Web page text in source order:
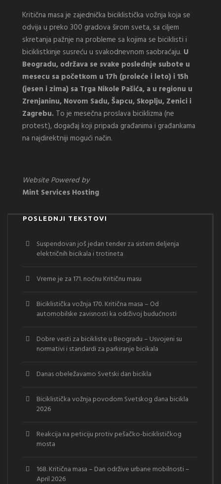
Kritična masa je zajednička biciklistička vožnja koja se
odvija u preko 300 gradova širom sveta, sa ciljem
skretanja pažnje na probleme sa kojima se biciklisti i
biciklistkinje susreću u svakodnevnom saobraćaju. U
Beogradu, održava se svake poslednje subote u
mesecu sa početkom u 17h (proleće i leto) i 15h
(jesen i zima) sa Trga Nikole Pašića, a u regionu u
Zrenjaninu, Novom Sadu, Šapcu, Skoplju, Zenici i
Zagrebu. To je mesečna proslava biciklizma (ne
protest), događaj koji pripada građanima i građankama
na najdirektniji mogući način.
Website Powered by
Mint Services Hosting
POSLEDNJI TEKSTOVI
Suspendovan još jedan tender za sistem deljenja
električnih bicikala i trotineta
Vreme je za 171. noćnu Kritičnu masu
Biciklistička vožnja 170. Kritična masa – Od
automobilske zavisnosti ka održivoj budućnosti
Dobre vesti za bicikliste u Beogradu – Usvojeni su
normativi i standardi za parkiranje bicikala
Danas obeležavamo Svetski dan bicikla
Biciklistička vožnja povodom Svetskog dana bicikla
2026
Reakcija na peticiju protiv pešačko-biciklističkog
mosta
168. Kritična masa – Dan održive urbane mobilnosti –
April 2026